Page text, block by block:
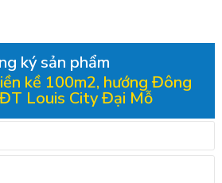
ký sản phẩm
kề 100m2, hướng Đông
Louis City Đại Mỗ